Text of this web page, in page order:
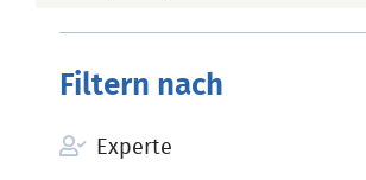
Filtern nach
Experte